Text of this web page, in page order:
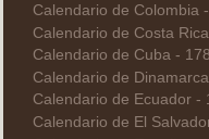
Calendario de Colombia
Calendario de Costa
Calendario de Cuba -
Calendario de
Calendario de Ecuador -
Calendario de El